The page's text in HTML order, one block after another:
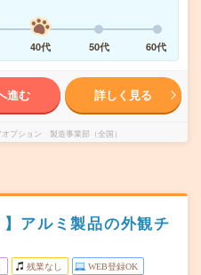
40代 50代 60代
進む 詳しく見る
プション 製造事業部（全国）
アルミ製品の外観チ
残業なし WEB登録OK